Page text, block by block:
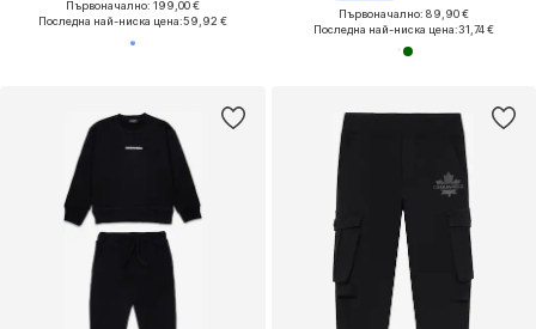
Първоначално: 199,00 €
Последна най-ниска цена:59,92 €
Първоначално: 89,90 €
Последна най-ниска цена:31,74 €